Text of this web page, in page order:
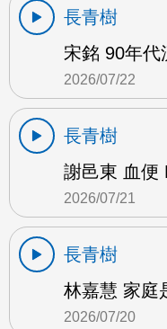
長青樹
宋銘 90年代
2026/07/22
長青樹
謝邑東 血便
2026/07/21
長青樹
林嘉慧 家庭
2026/07/20